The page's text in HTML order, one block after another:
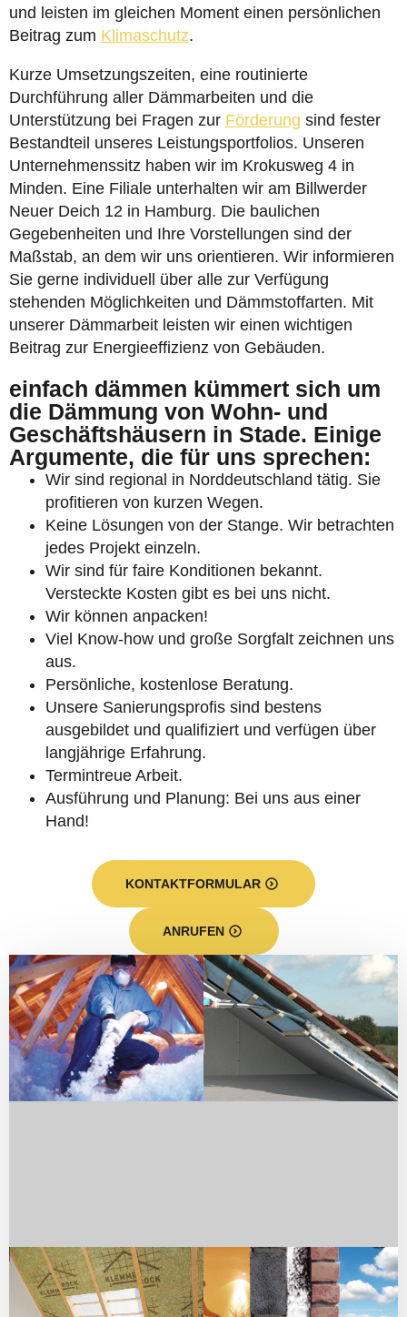
und leisten im gleichen Moment einen persönlichen
Beitrag zum Klimaschutz.
Kurze Umsetzungszeiten, eine routinierte
Durchführung aller Dämmarbeiten und die
Unterstützung bei Fragen zur Förderung sind fester
Bestandteil unseres Leistungsportfolios. Unseren
Unternehmenssitz haben wir im Krokusweg 4 in
Minden. Eine Filiale unterhalten wir am Billwerder
Neuer Deich 12 in Hamburg. Die baulichen
Gegebenheiten und Ihre Vorstellungen sind der
Maßstab, an dem wir uns orientieren. Wir informieren
Sie gerne individuell über alle zur Verfügung
stehenden Möglichkeiten und Dämmstoffarten. Mit
unserer Dämmarbeit leisten wir einen wichtigen
Beitrag zur Energieeffizienz von Gebäuden.
einfach dämmen kümmert sich um
die Dämmung von Wohn- und
Geschäftshäusern in Stade. Einige
Argumente, die für uns sprechen:
Wir sind regional in Norddeutschland tätig. Sie
profitieren von kurzen Wegen.
Keine Lösungen von der Stange. Wir betrachten
jedes Projekt einzeln.
Wir sind für faire Konditionen bekannt.
Versteckte Kosten gibt es bei uns nicht.
Wir können anpacken!
Viel Know-how und große Sorgfalt zeichnen uns
aus.
Persönliche, kostenlose Beratung.
Unsere Sanierungsprofis sind bestens
ausgebildet und qualifiziert und verfügen über
langjährige Erfahrung.
Termintreue Arbeit.
Ausführung und Planung: Bei uns aus einer
Hand!
KONTAKTFORMULAR
ANRUFEN